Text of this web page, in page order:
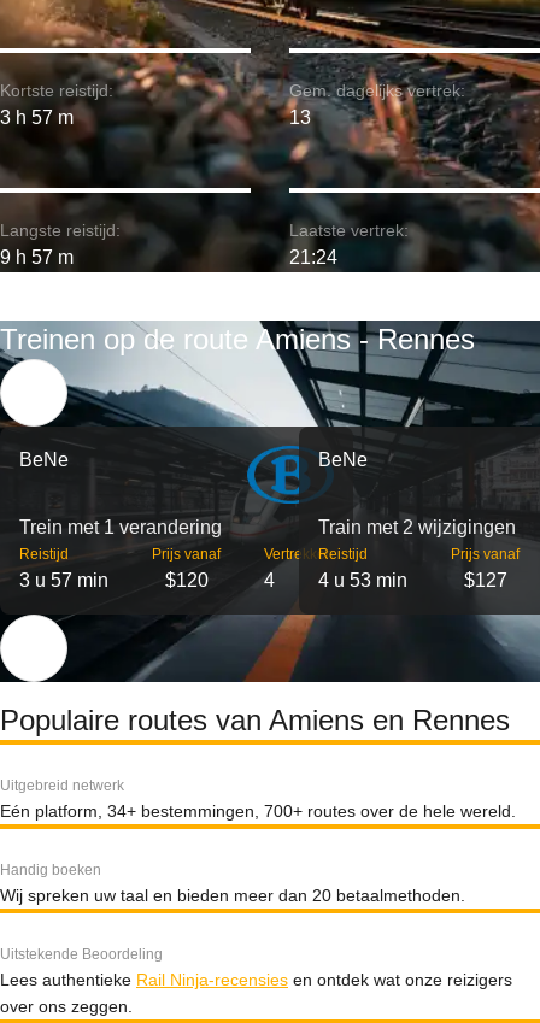
Kortste reistijd:
3 h 57 m
Langste reistijd:
9 h 57 m
Gem. dagelijks vertrek:
13
Laatste vertrek:
21:24
Treinen op de route Amiens - Rennes
BeNe
Trein met 1 verandering
Reistijd
3 u 57 min
Prijs vanaf
$120
Vertrekken
4
BeNe
Train met 2 wijzigingen
Reistijd
4 u 53 min
Prijs vanaf
$127
Populaire routes van Amiens en Rennes
Uitgebreid netwerk
Eén platform, 34+ bestemmingen, 700+ routes over de hele wereld.
Handig boeken
Wij spreken uw taal en bieden meer dan 20 betaalmethoden.
Uitstekende Beoordeling
Lees authentieke Rail Ninja-recensies en ontdek wat onze reizigers
over ons zeggen.